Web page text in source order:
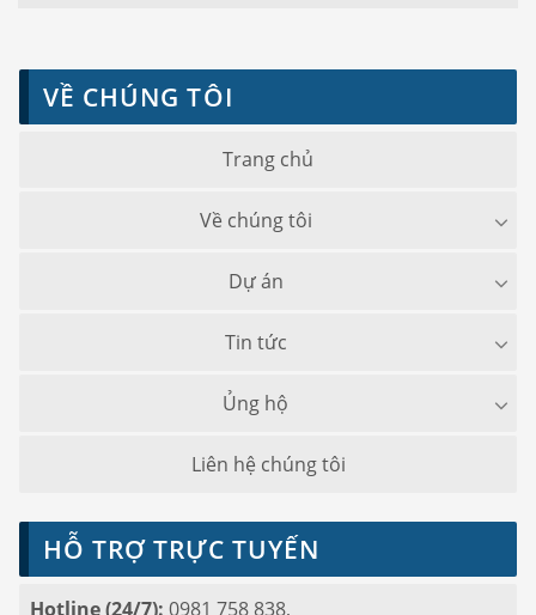
VỀ CHÚNG TÔI
Trang chủ
Về chúng tôi
Dự án
Tin tức
Ủng hộ
Liên hệ chúng tôi
HỖ TRỢ TRỰC TUYẾN
Hotline (24/7): 0981 758 838,